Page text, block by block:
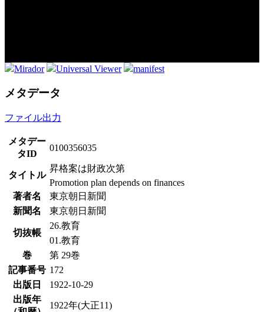
Mirador Universal Viewer manifest
メタデータ
ファイル出力
メタデー
タID
0100356035
タイトル
昇格案は財政次第
Promotion plan depends on finances
著者名
東京朝日新聞
新聞名
東京朝日新聞
切抜帳
26.教育
01.教育
巻
第 29巻
記事番号 172
出版日
1922-10-29
出版年
1922年(大正11)